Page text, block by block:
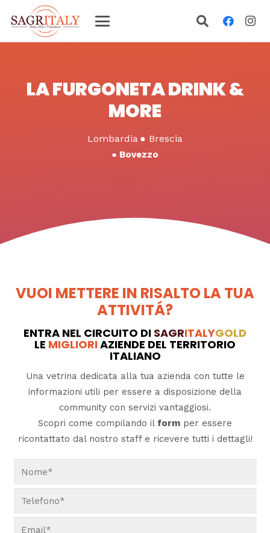
LA FURGONETA DRINK &
MORE
Lombardia ● Brescia
● Bovezzo
VUOI METTERE IN RISALTO LA TUA
ATTIVITÁ?
ENTRA NEL CIRCUITO DI SAGRITALYGOLD
LE MIGLIORIAZIENDE DEL TERRITORIO
ITALIANO
Una vetrina dedicata alla tua azienda con tutte le
informazioni utili per essere a disposizione della
community con servizi vantaggiosi.
Scopri come compilando il form per essere
ricontattato dal nostro staff e ricevere tutti i dettagli!